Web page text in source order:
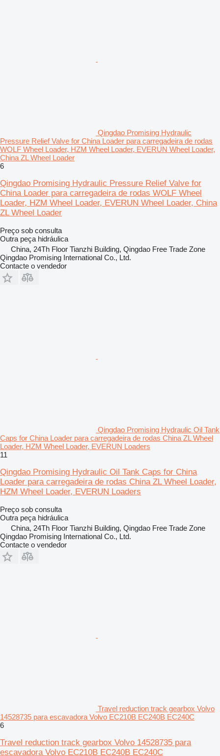
Qingdao Promising Hydraulic
Pressure Relief Valve for China Loader para carregadeira de rodas
WOLF Wheel Loader, HZM Wheel Loader, EVERUN Wheel Loader,
China ZL Wheel Loader
6
Qingdao Promising Hydraulic Pressure Relief Valve for
China Loader para carregadeira de rodas WOLF Wheel
Loader, HZM Wheel Loader, EVERUN Wheel Loader, China
ZL Wheel Loader
Preço sob consulta
Outra peça hidráulica
China, 24Th Floor Tianzhi Building, Qingdao Free Trade Zone
Qingdao Promising International Co., Ltd.
Contacte o vendedor
Qingdao Promising Hydraulic Oil Tank
Caps for China Loader para carregadeira de rodas China ZL Wheel
Loader, HZM Wheel Loader, EVERUN Loaders
11
Qingdao Promising Hydraulic Oil Tank Caps for China
Loader para carregadeira de rodas China ZL Wheel Loader,
HZM Wheel Loader, EVERUN Loaders
Preço sob consulta
Outra peça hidráulica
China, 24Th Floor Tianzhi Building, Qingdao Free Trade Zone
Qingdao Promising International Co., Ltd.
Contacte o vendedor
Travel reduction track gearbox Volvo
14528735 para escavadora Volvo EC210B EC240B EC240C
6
Travel reduction track gearbox Volvo 14528735 para
escavadora Volvo EC210B EC240B EC240C